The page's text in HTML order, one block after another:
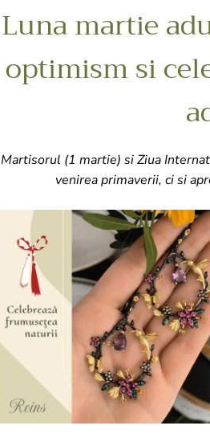
Luna martie
optimism si
Martisorul (1 martie) si Ziua
venirea primaverii, ci si